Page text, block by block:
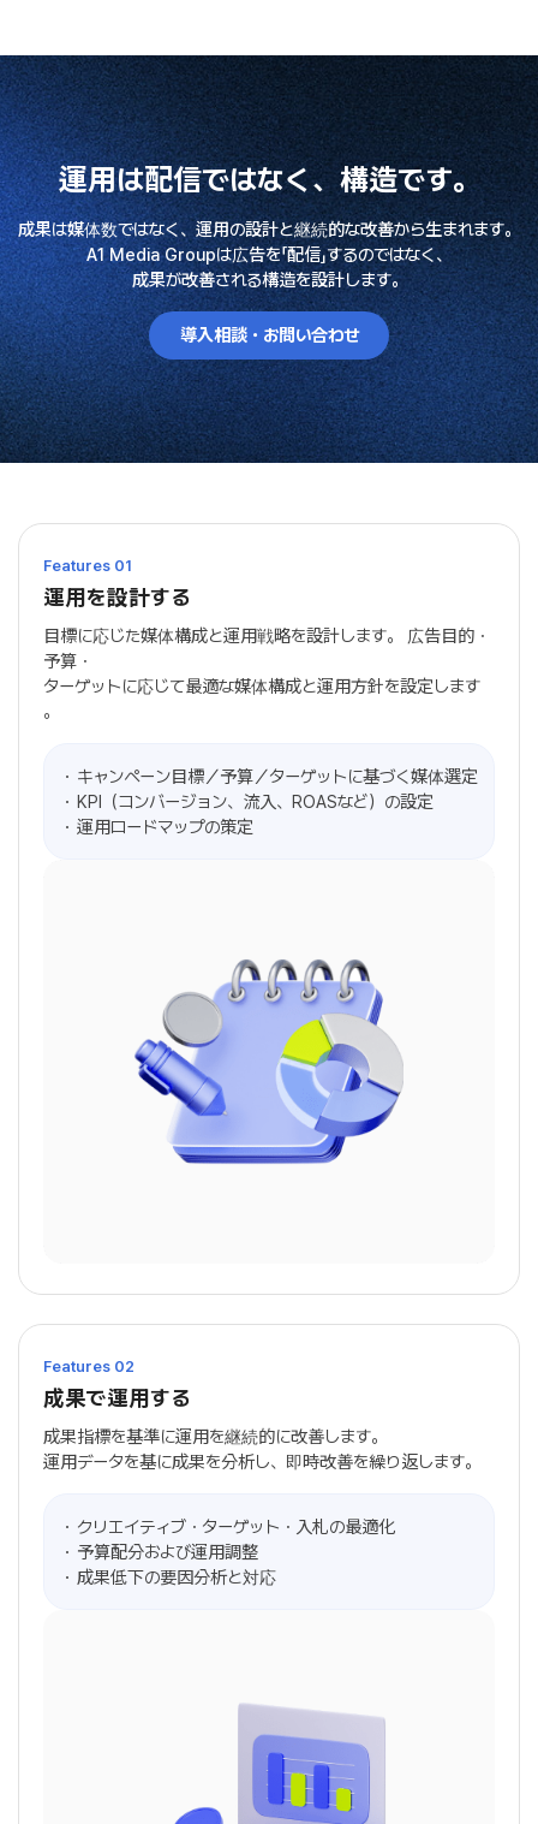
運用は配信ではなく、構造です。
成果は媒体数ではなく、運用の設計と継続的な改善から生まれます。
A1 Media Groupは広告を「配信」するのではなく、
成果が改善される構造を設計します。
導入相談・お問い合わせ
Features 01
運用を設計する
目標に応じた媒体構成と運用戦略を設計します。 広告目的・
予算・
ターゲットに応じて最適な媒体構成と運用方針を設定します
。
キャンペーン目標／予算／ターゲットに基づく媒体選定
KPI（コンバージョン、流入、ROASなど）の設定
運用ロードマップの策定
Features 02
成果で運用する
成果指標を基準に運用を継続的に改善します。
運用データを基に成果を分析し、即時改善を繰り返します。
クリエイティブ・ターゲット・入札の最適化
予算配分および運用調整
成果低下の要因分析と対応